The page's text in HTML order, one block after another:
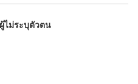
ผู้ไม่ระบุตัวตน